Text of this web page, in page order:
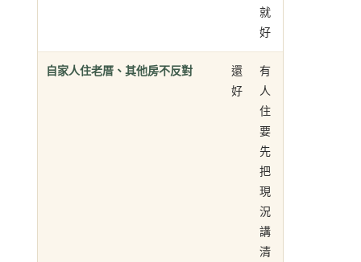
就
好
自家人住老厝、其他房不反對
還
好
有
人
住
要
先
把
現
況
講
清